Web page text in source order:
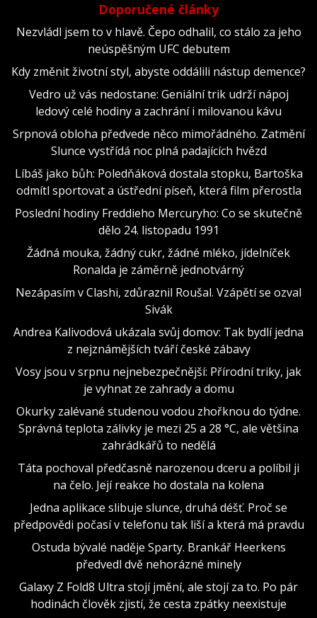
Doporučené články
Nezvládl jsem to v hlavě. Čepo odhalil, co stálo za jeho
neúspěšným UFC debutem
Kdy změnit životní styl, abyste oddálili nástup demence?
Vedro už vás nedostane: Geniální trik udrží nápoj
ledový celé hodiny a zachrání i milovanou kávu
Srpnová obloha předvede něco mimořádného. Zatmění
Slunce vystřídá noc plná padajících hvězd
Líbáš jako bůh: Poledňáková dostala stopku, Bartoška
odmítl sportovat a ústřední píseň, která film přerostla
Poslední hodiny Freddieho Mercuryho: Co se skutečně
dělo 24. listopadu 1991
Žádná mouka, žádný cukr, žádné mléko, jídelníček
Ronalda je záměrně jednotvárný
Nezápasím v Clashi, zdůraznil Roušal. Vzápětí se ozval
Sivák
Andrea Kalivodová ukázala svůj domov: Tak bydlí jedna
z nejznámějších tváří české zábavy
Vosy jsou v srpnu nejnebezpečnější: Přírodní triky, jak
je vyhnat ze zahrady a domu
Okurky zalévané studenou vodou zhořknou do týdne.
Správná teplota zálivky je mezi 25 a 28 °C, ale většina
zahrádkářů to nedělá
Táta pochoval předčasně narozenou dceru a políbil ji
na čelo. Její reakce ho dostala na kolena
Jedna aplikace slibuje slunce, druhá déšť. Proč se
předpovědi počasí v telefonu tak liší a která má pravdu
Ostuda bývalé naděje Sparty. Brankář Heerkens
předvedl dvě nehorázné minely
Galaxy Z Fold8 Ultra stojí jmění, ale stojí za to. Po pár
hodinách člověk zjistí, že cesta zpátky neexistuje